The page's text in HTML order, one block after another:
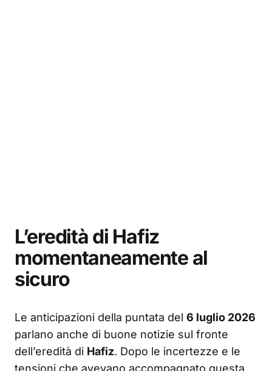
L’eredità di Hafiz
momentaneamente al
sicuro
Le anticipazioni della puntata del 6 luglio 2026
parlano anche di buone notizie sul fronte
dell’eredità di Hafiz. Dopo le incertezze e le
tensioni che avevano accompagnato questa